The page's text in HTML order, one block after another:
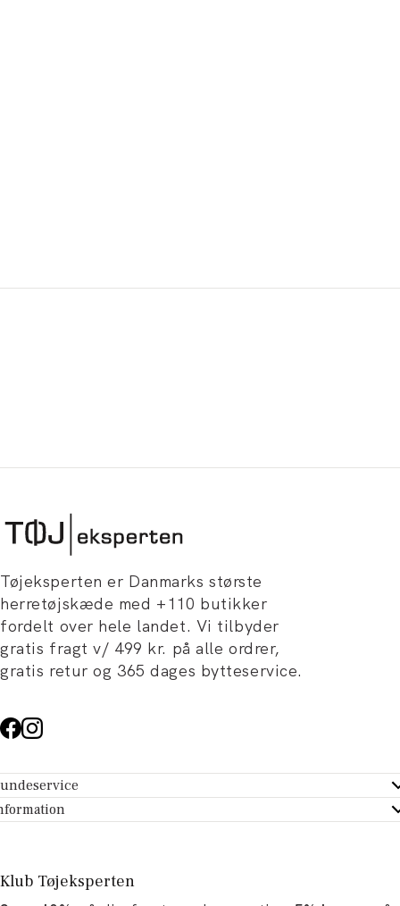
Tøjeksperten er Danmarks største
herretøjskæde med +110 butikker
fordelt over hele landet. Vi tilbyder
gratis fragt v/ 499 kr. på alle ordrer,
gratis retur og 365 dages bytteservice.
- Hjælpecenter
dit køb
Tøjeksperten
og artikler
Klub Tøjeksperten